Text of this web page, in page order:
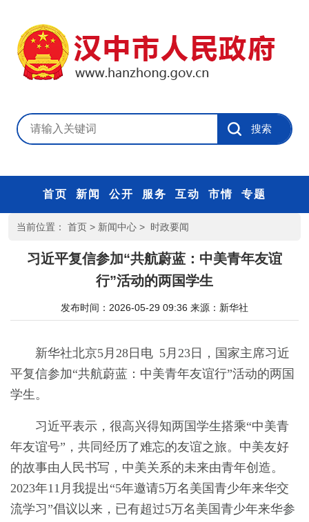
首页 新闻 公开 服务 互动 市情 专题
当前位置： 首页 > 新闻中心 > 时政要闻
习近平复信参加“共航蔚蓝：中美青年友谊
行”活动的两国学生
发布时间：2026-05-29 09:36 来源： 新华社
新华社北京5月28日电 5月23日，国家主席习近
平复信参加“共航蔚蓝：中美青年友谊行”活动的两国
学生。
习近平表示，很高兴得知两国学生搭乘“中美青
年友谊号”，共同经历了难忘的友谊之旅。中美友好
的故事由人民书写，中美关系的未来由青年创造。
2023年11月我提出“5年邀请5万名美国青少年来华交
流学习”倡议以来，已有超过5万名美国青少年来华参